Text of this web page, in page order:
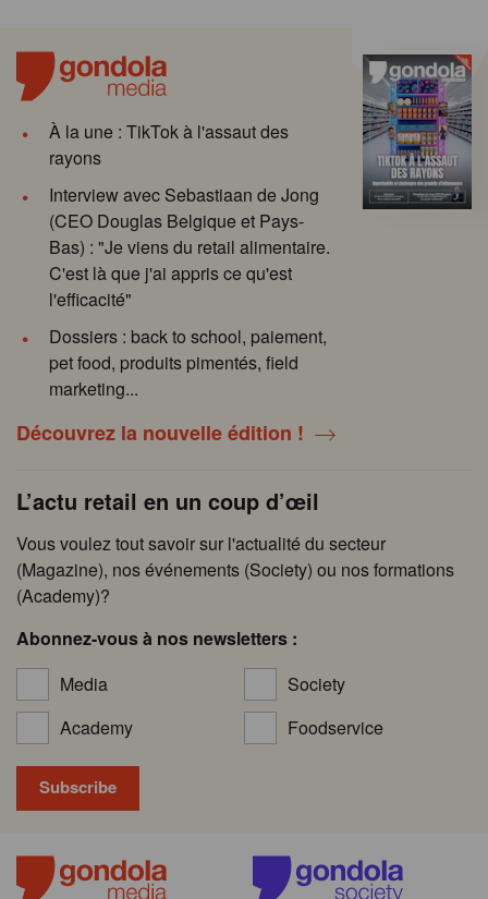
À la une : TikTok à l'assaut des
rayons
Interview avec Sebastiaan de Jong
(CEO Douglas Belgique et Pays-
Bas) : "Je viens du retail alimentaire.
C'est là que j'ai appris ce qu'est
l'efficacité"
Dossiers : back to school, paiement,
pet food, produits pimentés, field
marketing...
Découvrez la nouvelle édition !
L’actu retail en un coup d’œil
Vous voulez tout savoir sur l'actualité du secteur
(Magazine), nos événements (Society) ou nos formations
(Academy)?
Abonnez-vous à nos newsletters :
Media
Society
Academy
Foodservice